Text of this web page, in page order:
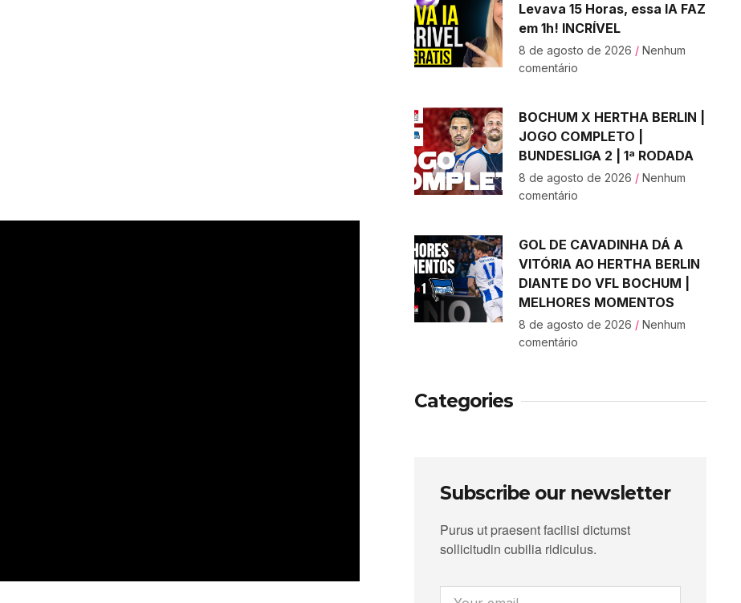
Levava 15 Horas, essa IA FAZ
em 1h! INCRÍVEL
8 de agosto de 2026 Nenhum
comentário
BOCHUM X HERTHA BERLIN |
JOGO COMPLETO |
BUNDESLIGA 2 | 1ª RODADA
8 de agosto de 2026 Nenhum
comentário
GOL DE CAVADINHA DÁ A
VITÓRIA AO HERTHA BERLIN
DIANTE DO VFL BOCHUM |
MELHORES MOMENTOS
8 de agosto de 2026 Nenhum
comentário
Categories
Subscribe our newsletter
Purus ut praesent facilisi dictumst
sollicitudin cubilia ridiculus.